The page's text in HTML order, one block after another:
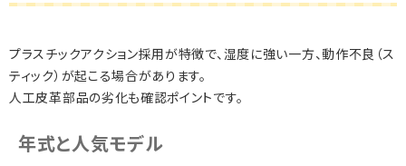
プラスチックアクション採用が特徴で、湿度に強い一方、動作不良（ス
ティック）が起こる場合があります。
人工皮革部品の劣化も確認ポイントです。
年式と人気モデル